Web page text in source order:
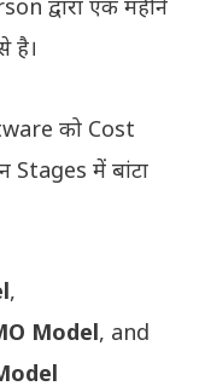
द्वारा एक महीने
है।
को Cost
Stages में बांटा
,
Model, and